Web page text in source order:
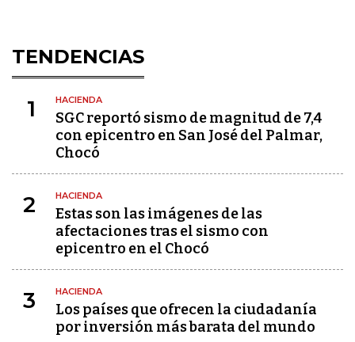
TENDENCIAS
1 HACIENDA
SGC reportó sismo de magnitud de 7,4
con epicentro en San José del Palmar,
Chocó
2 HACIENDA
Estas son las imágenes de las
afectaciones tras el sismo con
epicentro en el Chocó
3 HACIENDA
Los países que ofrecen la ciudadanía
por inversión más barata del mundo